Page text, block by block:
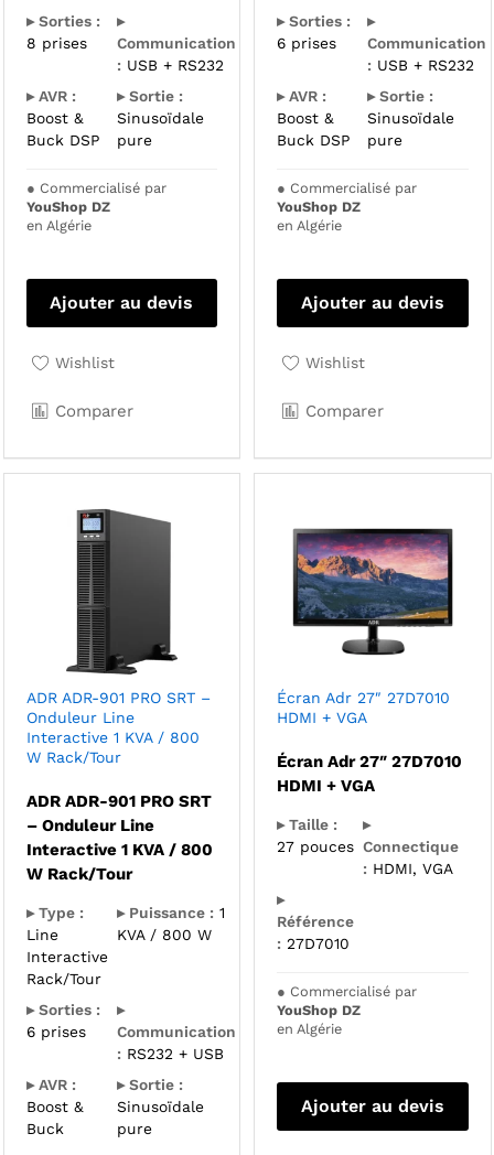
▸ Sorties :
8 prises
▸
Communication
: USB + RS232
▸ AVR :
Boost &
Buck DSP
▸ Sortie :
Sinusoïdale
pure
● Commercialisé par
YouShop DZ
en Algérie
Ajouter au devis
Wishlist
Comparer
▸ Sorties :
6 prises
▸
Communication
: USB + RS232
▸ AVR :
Boost &
Buck DSP
▸ Sortie :
Sinusoïdale
pure
● Commercialisé par
YouShop DZ
en Algérie
Ajouter au devis
Wishlist
Comparer
ADR ADR-901 PRO SRT –
Onduleur Line
Interactive 1 KVA / 800
W Rack/Tour
ADR ADR-901 PRO SRT
– Onduleur Line
Interactive 1 KVA / 800
W Rack/Tour
▸ Type :
Line
Interactive
Rack/Tour
▸ Puissance : 1
KVA / 800 W
▸ Sorties :
6 prises
▸
Communication
: RS232 + USB
▸ AVR :
Boost &
Buck
▸ Sortie :
Sinusoïdale
pure
Écran Adr 27″ 27D7010
HDMI + VGA
Écran Adr 27″ 27D7010
HDMI + VGA
▸ Taille :
27 pouces
▸
Connectique
: HDMI, VGA
▸
Référence
: 27D7010
● Commercialisé par
YouShop DZ
en Algérie
Ajouter au devis